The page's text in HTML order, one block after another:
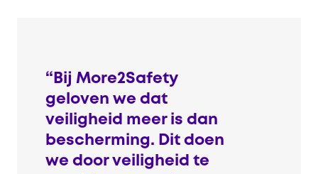
“Bij More2Safety
geloven we dat
veiligheid meer is dan
bescherming. Dit doen
we door veiligheid te